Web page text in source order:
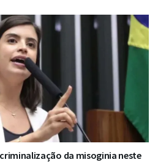
da misoginia neste